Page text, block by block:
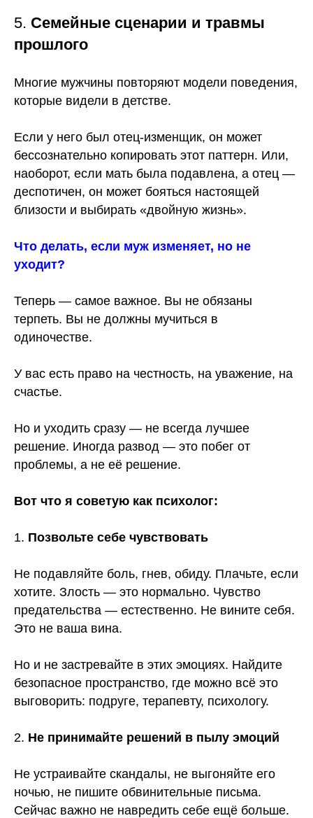
5. Семейные сценарии и травмы
прошлого
Многие мужчины повторяют модели поведения,
которые видели в детстве.
Если у него был отец-изменщик, он может
бессознательно копировать этот паттерн. Или,
наоборот, если мать была подавлена, а отец —
деспотичен, он может бояться настоящей
близости и выбирать «двойную жизнь».
Что делать, если муж изменяет, но не
уходит?
Теперь — самое важное. Вы не обязаны
терпеть. Вы не должны мучиться в
одиночестве.
У вас есть право на честность, на уважение, на
счастье.
Но и уходить сразу — не всегда лучшее
решение. Иногда развод — это побег от
проблемы, а не её решение.
Вот что я советую как психолог:
1. Позвольте себе чувствовать
Не подавляйте боль, гнев, обиду. Плачьте, если
хотите. Злость — это нормально. Чувство
предательства — естественно. Не вините себя.
Это не ваша вина.
Но и не застревайте в этих эмоциях. Найдите
безопасное пространство, где можно всё это
выговорить: подруге, терапевту, психологу.
2. Не принимайте решений в пылу эмоций
Не устраивайте скандалы, не выгоняйте его
ночью, не пишите обвинительные письма.
Сейчас важно не навредить себе ещё больше.